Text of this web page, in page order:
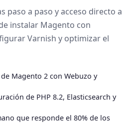
paso a paso y acceso directo a
instalar Magento con
Varnish y optimizar el
Magento 2 con Webuzo y
de PHP 8.2, Elasticsearch y
que responde el 80% de los